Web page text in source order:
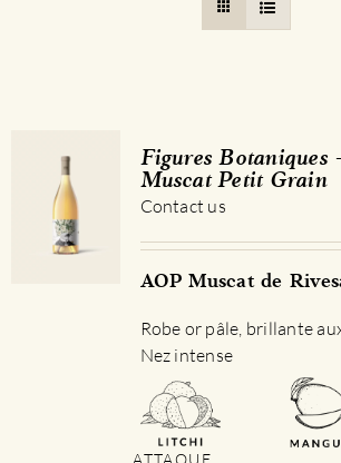
Figures Botaniques
Muscat Petit Grain
Contact us
AOP Muscat de
Robe or pâle, brillante
Nez intense